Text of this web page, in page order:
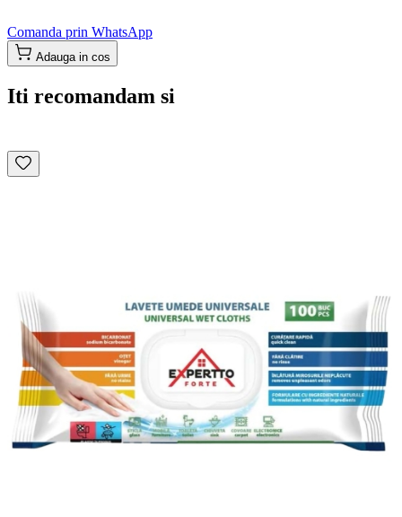
Comanda prin WhatsApp
Adauga in cos
Iti recomandam si